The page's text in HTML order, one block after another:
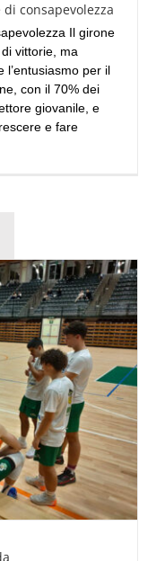
consapevolezza
Il girone
vittorie, ma
l’entusiasmo per il
con il 70% dei
giovanile, e
e fare